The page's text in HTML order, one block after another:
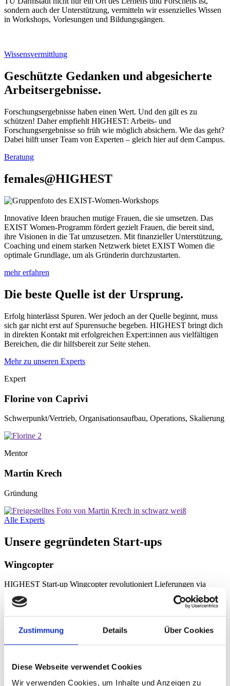
Zustimmung Details Über Cookies
Diese Webseite verwendet Cookies
Wir verwenden Cookies, um Inhalte und Anzeigen zu
sondern auch der Unterstützung, vermitteln wir essenzielles Wissen
in Workshops, Vorlesungen und Bildungsgängen.
Wissensvermittlung
Geschützte Gedanken und abgesicherte
Arbeitsergebnisse.
Forschungsergebnisse haben einen Wert. Und den gilt es zu
schützen! Daher empfiehlt HIGHEST: Arbeits- und
Forschungsergebnisse so früh wie möglich absichern. Wie das geht?
Dabei hilft unser Team von Experten – gleich hier auf dem Campus.
Beratung
females@HIGHEST
Innovative Ideen brauchen mutige Frauen, die sie umsetzen. Das
EXIST Women-Programm fördert gezielt Frauen, die bereit sind,
ihre Visionen in die Tat umzusetzen. Mit finanzieller Unterstützung,
Coaching und einem starken Netzwerk bietet EXIST Women die
optimale Grundlage, um als Gründerin durchzustarten.
mehr erfahren
Die beste Quelle ist der Ursprung.
Erfolg hinterlässt Spuren. Wer jedoch an der Quelle beginnt, muss
sich gar nicht erst auf Spurensuche begeben. HIGHEST bringt dich
in direkten Kontakt mit erfolgreichen Expert:innen aus vielfältigen
Bereichen, die dir hilfsbereit zur Seite stehen.
Mehr zu unseren Experts
Expert
Florine von Caprivi
Schwerpunkt/Vertrieb, Organisationsaufbau, Operations, Skalierung
Mentor
Martin Krech
Gründung
Alle Experts
Unsere gegründeten Start-ups
Wingcopter
HIGHEST Start-up Wingcopter revolutioniert Lieferungen via
LOVR